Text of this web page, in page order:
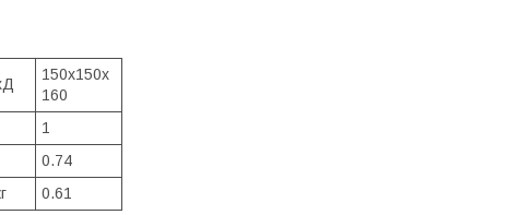
150х150х
160
1
0.74
0.61